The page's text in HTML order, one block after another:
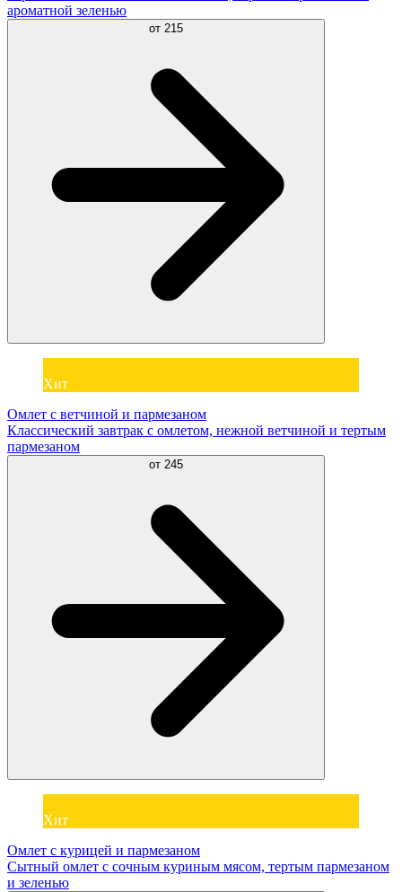
ароматной зеленью
от 215
Хит
Омлет с ветчиной и пармезаном
Классический завтрак с омлетом, нежной ветчиной и тертым
пармезаном
от 245
Хит
Омлет с курицей и пармезаном
Сытный омлет с сочным куриным мясом, тертым пармезаном
и зеленью